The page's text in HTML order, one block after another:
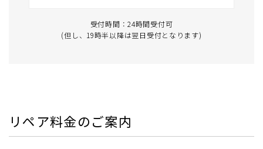
受付時間：24時間受付可
(但し、19時半以降は翌日受付となります)
リペア料金のご案内